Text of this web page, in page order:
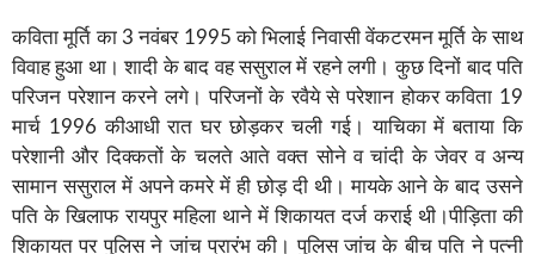
कविता मूर्ति का 3 नवंबर 1995 को भिलाई निवासी वेंकटरमन मूर्ति के साथ
विवाह हुआ था। शादी के बाद वह ससुराल में रहने लगी। कुछ दिनों बाद पति
परिजन परेशान करने लगे। परिजनों के रवैये से परेशान होकर कविता 19
मार्च 1996 कीआधी रात घर छोड़कर चली गई। याचिका में बताया कि
परेशानी और दिक्कतों के चलते आते वक्त सोने व चांदी के जेवर व अन्य
सामान ससुराल में अपने कमरे में ही छोड़ दी थी। मायके आने के बाद उसने
पति के खिलाफ रायपुर महिला थाने में शिकायत दर्ज कराई थी।पीड़िता की
शिकायत पर पुलिस ने जांच प्रारंभ की। पुलिस जांच के बीच पति ने पत्नी